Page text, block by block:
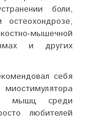
боли,
мышечной
и других
себя
мышц среди
любителей